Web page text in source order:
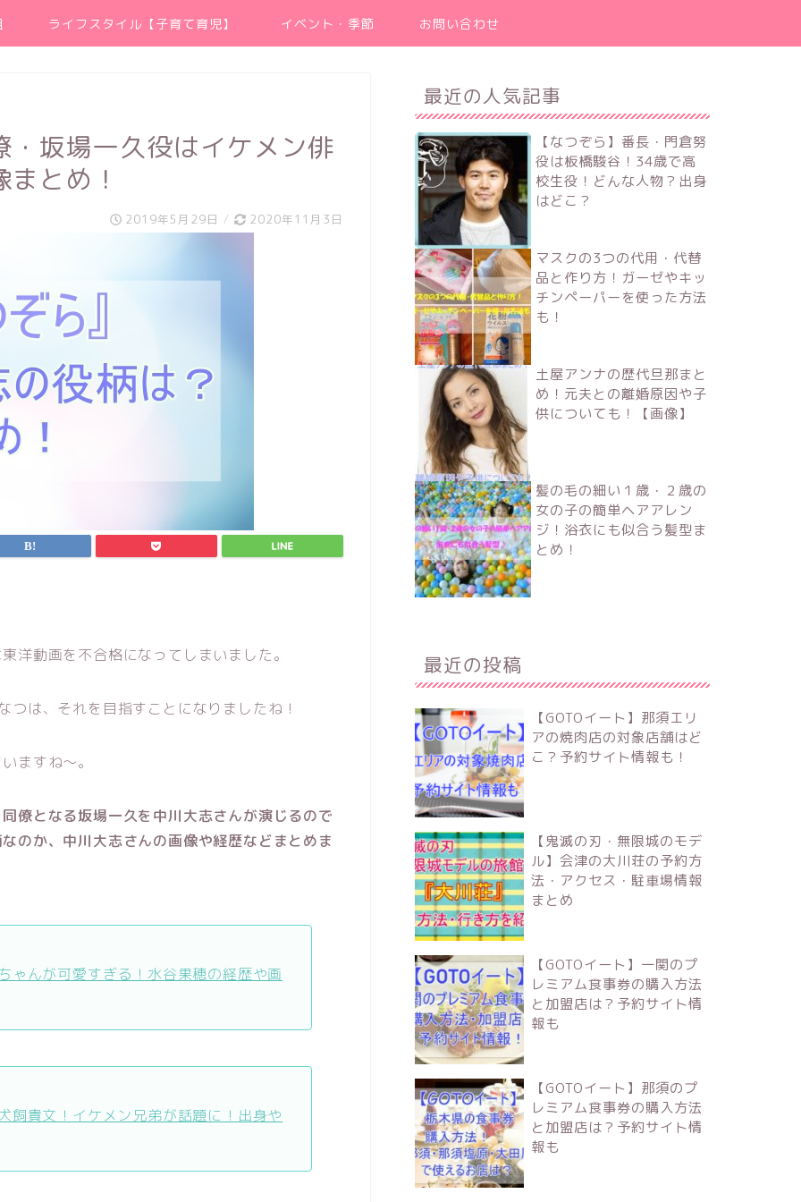
ライフスタイル【子育て育児】 イベント・季節 お問い合わせ
坂場一久役はイケメン俳
とめ！
2019年5月29日 / 2020年11月3日
洋動画を不合格になってしまいました。
は、それを目指すことになりましたね！
ますね～。
僚となる坂場一久を中川大志さんが演じるので
のか、中川大志さんの画像や経歴などまとめま
ゃんが可愛すぎる！水谷果穂の経歴や画
飼貴文！イケメン兄弟が話題に！出身や
最近の人気記事
【なつぞら】番長・門倉努
役は板橋駿谷！34歳で高
校生役！どんな人物？出身
はどこ？
マスクの3つの代用・代替
品と作り方！ガーゼやキッ
チンペーパーを使った方法
も！
土屋アンナの歴代旦那まと
め！元夫との離婚原因や子
供についても！【画像】
髪の毛の細い１歳・２歳の
女の子の簡単ヘアアレン
ジ！浴衣にも似合う髪型ま
とめ！
最近の投稿
【GOTOイート】那須エリ
アの焼肉店の対象店舗はど
こ？予約サイト情報も！
【鬼滅の刃・無限城のモデ
ル】会津の大川荘の予約方
法・アクセス・駐車場情報
まとめ
【GOTOイート】一関のプ
レミアム食事券の購入方法
と加盟店は？予約サイト情
報も
【GOTOイート】那須のプ
レミアム食事券の購入方法
と加盟店は？予約サイト情
報も